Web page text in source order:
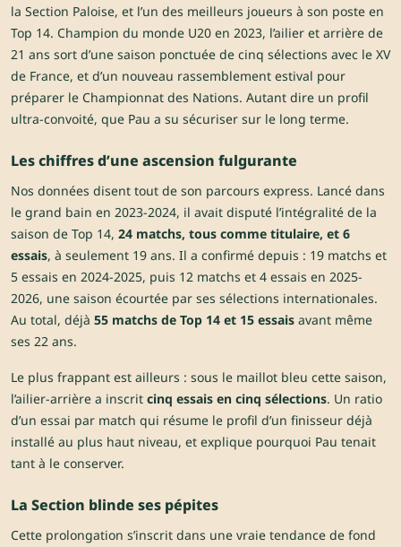
la Section Paloise, et l’un des meilleurs joueurs à son poste en
Top 14. Champion du monde U20 en 2023, l’ailier et arrière de
21 ans sort d’une saison ponctuée de cinq sélections avec le XV
de France, et d’un nouveau rassemblement estival pour
préparer le Championnat des Nations. Autant dire un profil
ultra-convoité, que Pau a su sécuriser sur le long terme.
Les chiffres d’une ascension fulgurante
Nos données disent tout de son parcours express. Lancé dans
le grand bain en 2023-2024, il avait disputé l’intégralité de la
saison de Top 14, 24 matchs, tous comme titulaire, et 6
essais, à seulement 19 ans. Il a confirmé depuis : 19 matchs et
5 essais en 2024-2025, puis 12 matchs et 4 essais en 2025-
2026, une saison écourtée par ses sélections internationales.
Au total, déjà 55 matchs de Top 14 et 15 essais avant même
ses 22 ans.
Le plus frappant est ailleurs : sous le maillot bleu cette saison,
l’ailier-arrière a inscrit cinq essais en cinq sélections. Un ratio
d’un essai par match qui résume le profil d’un finisseur déjà
installé au plus haut niveau, et explique pourquoi Pau tenait
tant à le conserver.
La Section blinde ses pépites
Cette prolongation s’inscrit dans une vraie tendance de fond